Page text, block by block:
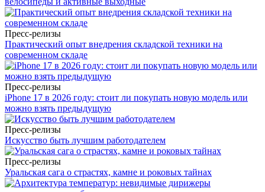
Пресс-релизы
Практический опыт внедрения складской техники на
современном складе
Пресс-релизы
iPhone 17 в 2026 году: стоит ли покупать новую модель или
можно взять предыдущую
Пресс-релизы
Искусство быть лучшим работодателем
Пресс-релизы
Уральская сага о страстях, камне и роковых тайнах